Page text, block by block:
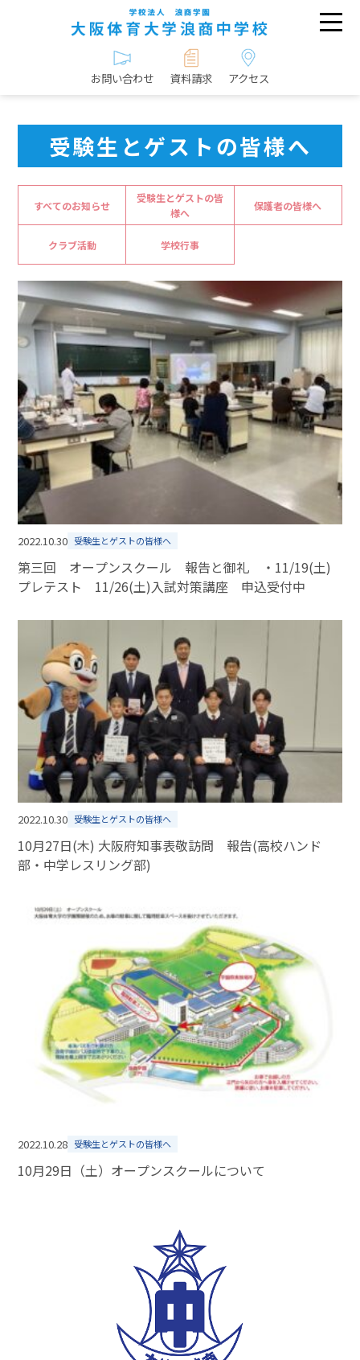
お問い合わせ 資料請求 アクセス
受験生とゲストの皆様へ
すべてのお知らせ
受験生とゲストの皆
様へ
保護者の皆様へ
クラブ活動 学校行事
2022.10.30 受験生とゲストの皆様へ
第三回 オープンスクール 報告と御礼 ・11/19(土)
プレテスト 11/26(土)入試対策講座 申込受付中
2022.10.30 受験生とゲストの皆様へ
10月27日(木) 大阪府知事表敬訪問 報告(高校ハンド
部・中学レスリング部)
2022.10.28 受験生とゲストの皆様へ
10月29日（土）オープンスクールについて